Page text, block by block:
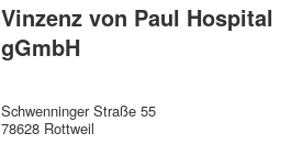
Vinzenz von Paul Hospital
gGmbH
Schwenninger Straße 55
78628 Rottweil